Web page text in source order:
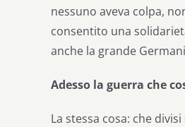
nessuno aveva colpa,
consentito una
anche la grande
Adesso la guerra che
La stessa cosa: che